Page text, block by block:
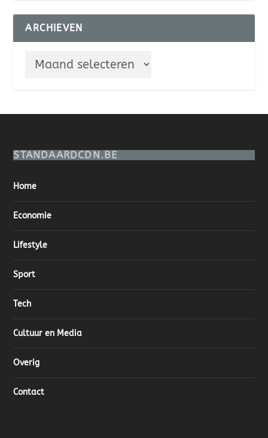
ARCHIEVEN
STANDAARDCDN.BE
Home
Economie
Lifestyle
Sport
Tech
Cultuur en Media
Overig
Contact